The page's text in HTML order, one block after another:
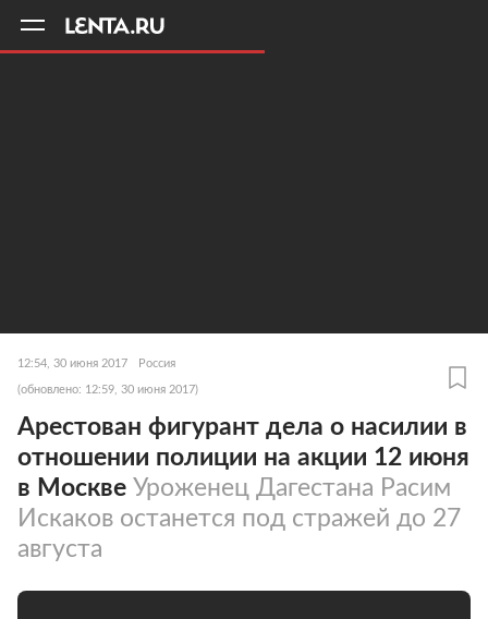
12:54, 30 июня 2017 Россия
(обновлено: 12:59, 30 июня 2017)
Арестован фигурант дела о насилии в
отношении полиции на акции 12 июня
в Москве Уроженец Дагестана Расим
Искаков останется под стражей до 27
августа